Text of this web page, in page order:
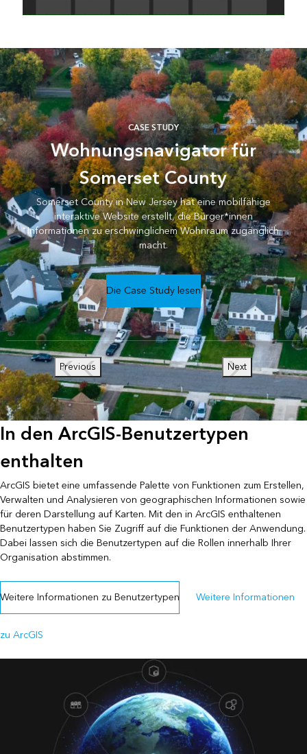
CASE STUDY
Wohnungsnavigator für
Somerset County
Somerset County in New Jersey hat eine mobilfähige
interaktive Website erstellt, die Bürger*innen
Informationen zu erschwinglichem Wohnraum zugänglich
macht.
Die Case Study lesen
Previous Next
In den ArcGIS-Benutzertypen
enthalten
ArcGIS bietet eine umfassende Palette von Funktionen zum Erstellen,
Verwalten und Analysieren von geographischen Informationen sowie
für deren Darstellung auf Karten. Mit den in ArcGIS enthaltenen
Benutzertypen haben Sie Zugriff auf die Funktionen der Anwendung.
Dabei lassen sich die Benutzertypen auf die Rollen innerhalb Ihrer
Organisation abstimmen.
Weitere Informationen zu Benutzertypen Weitere Informationen
zu ArcGIS